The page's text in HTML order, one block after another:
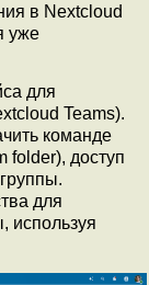
в Nextcloud
уже
для
Teams).
команде
folder), доступ
для
используя